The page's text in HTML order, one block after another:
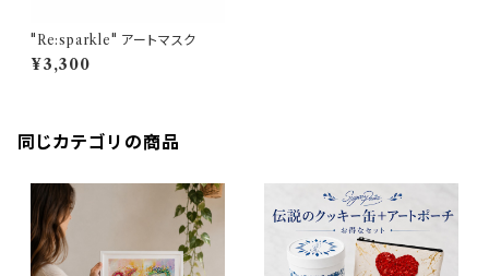
"Re:sparkle" アートマスク
¥3,300
同じカテゴリの商品